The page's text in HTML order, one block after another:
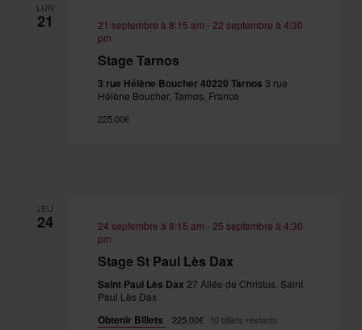
LUN
21 21 septembre à 8:15 am - 22 septembre à 4:30
pm
Stage Tarnos
3 rue Hélène Boucher 40220 Tarnos 3 rue
Hélène Boucher, Tarnos, France
225.00€
JEU
24 24 septembre à 8:15 am - 25 septembre à 4:30
pm
Stage St Paul Lès Dax
Saint Paul Lès Dax 27 Allée de Christus, Saint
Paul Lès Dax
Obtenir Billets 225.00€ 10 billets restants